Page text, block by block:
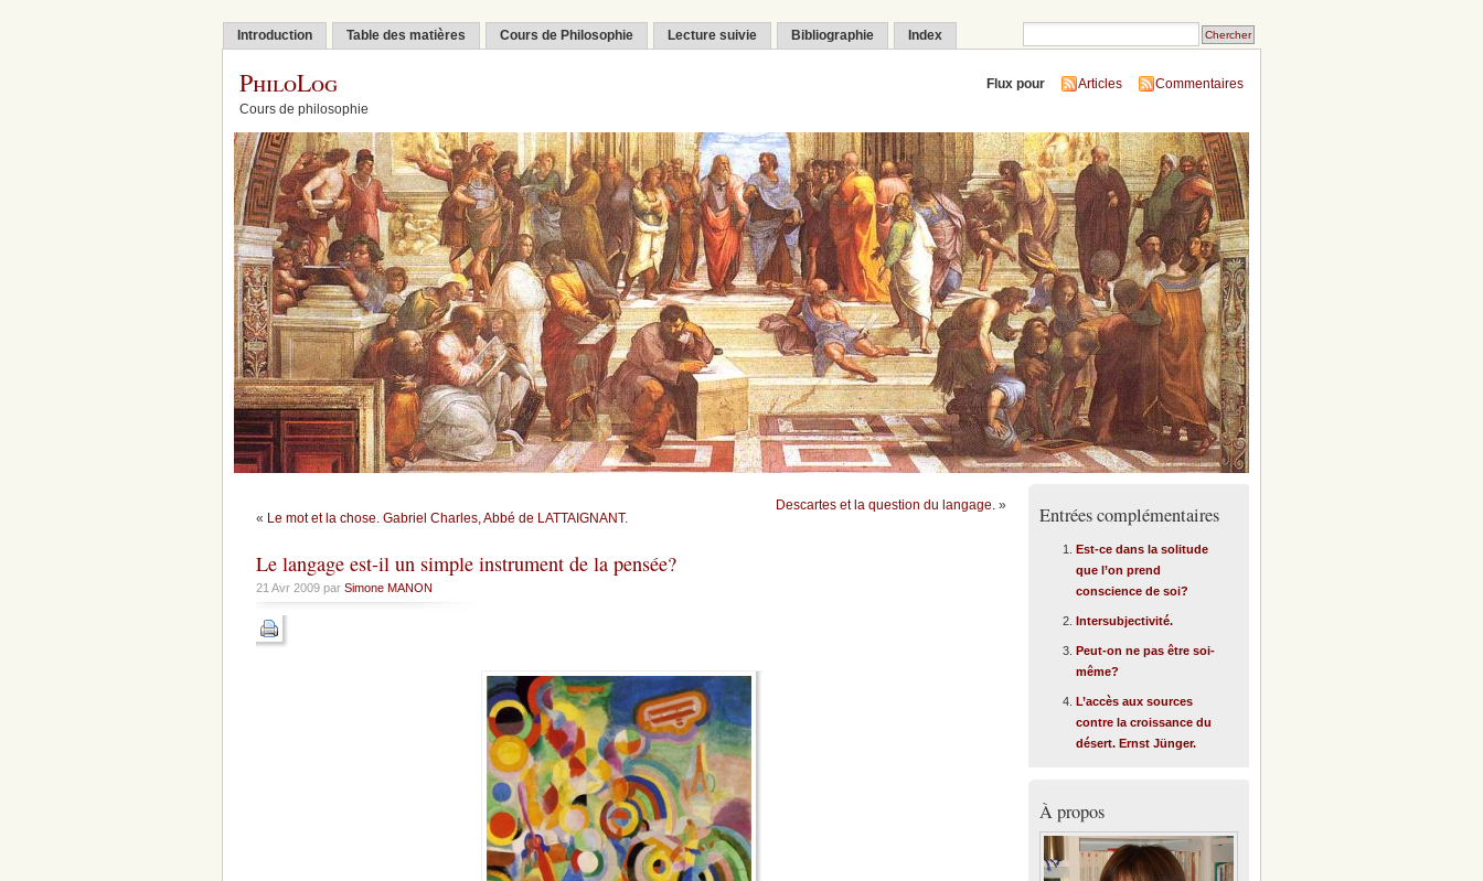
Introduction Table des matières Cours de Philosophie Lecture suivie Bibliographie Index
PhiloLog
Cours de philosophie
Flux pour Articles Commentaires
« Le mot et la chose. Gabriel Charles, Abbé de LATTAIGNANT.
Descartes et la question du langage. »
Le langage est-il un simple instrument de la pensée?
21 Avr 2009 par Simone MANON
Entrées complémentaires
Est-ce dans la solitude
que l’on prend
conscience de soi?
Intersubjectivité.
Peut-on ne pas être soi-
même?
L’accès aux sources
contre la croissance du
désert. Ernst Jünger.
À propos